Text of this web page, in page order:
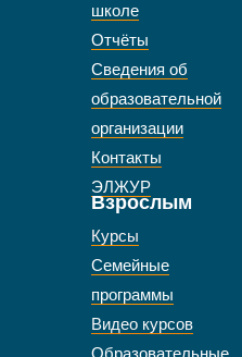
школе
Отчёты
Сведения об
образовательной
организации
Контакты
ЭЛЖУР
Взрослым
Курсы
Семейные
программы
Видео курсов
Образовательные